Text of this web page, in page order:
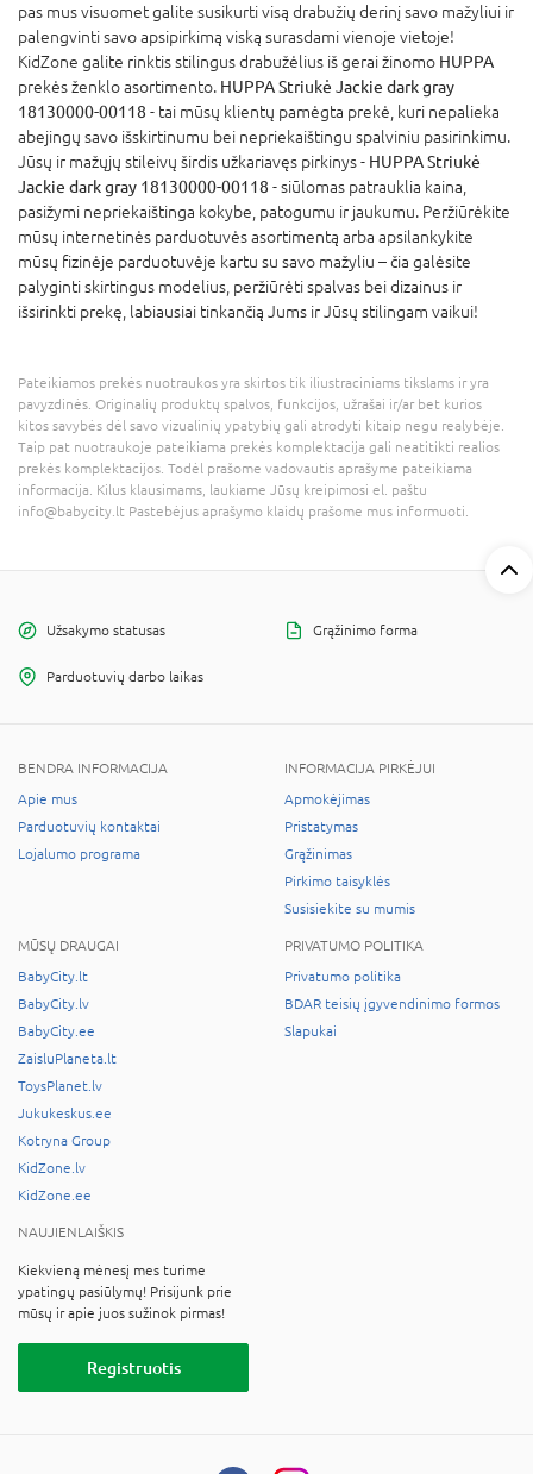
pas mus visuomet galite susikurti visą drabužių derinį savo mažyliui ir
palengvinti savo apsipirkimą viską surasdami vienoje vietoje!
KidZone galite rinktis stilingus drabužėlius iš gerai žinomo HUPPA
prekės ženklo asortimento. HUPPA Striukė Jackie dark gray
18130000-00118 - tai mūsų klientų pamėgta prekė, kuri nepalieka
abejingų savo išskirtinumu bei nepriekaištingu spalviniu pasirinkimu.
Jūsų ir mažųjų stileivų širdis užkariavęs pirkinys - HUPPA Striukė
Jackie dark gray 18130000-00118 - siūlomas patrauklia kaina,
pasižymi nepriekaištinga kokybe, patogumu ir jaukumu. Peržiūrėkite
mūsų internetinės parduotuvės asortimentą arba apsilankykite
mūsų fizinėje parduotuvėje kartu su savo mažyliu – čia galėsite
palyginti skirtingus modelius, peržiūrėti spalvas bei dizainus ir
išsirinkti prekę, labiausiai tinkančią Jums ir Jūsų stilingam vaikui!
Pateikiamos prekės nuotraukos yra skirtos tik iliustraciniams tikslams ir yra
pavyzdinės. Originalių produktų spalvos, funkcijos, užrašai ir/ar bet kurios
kitos savybės dėl savo vizualinių ypatybių gali atrodyti kitaip negu realybėje.
Taip pat nuotraukoje pateikiama prekės komplektacija gali neatitikti realios
prekės komplektacijos. Todėl prašome vadovautis aprašyme pateikiama
informacija. Kilus klausimams, laukiame Jūsų kreipimosi el. paštu
info@babycity.lt Pastebėjus aprašymo klaidų prašome mus informuoti.
Užsakymo statusas Grąžinimo forma
Parduotuvių darbo laikas
BENDRA INFORMACIJA
Apie mus
Parduotuvių kontaktai
Lojalumo programa
INFORMACIJA PIRKĖJUI
Apmokėjimas
Pristatymas
Grąžinimas
Pirkimo taisyklės
Susisiekite su mumis
MŪSŲ DRAUGAI
BabyCity.lt
BabyCity.lv
BabyCity.ee
ZaisluPlaneta.lt
ToysPlanet.lv
Jukukeskus.ee
Kotryna Group
KidZone.lv
KidZone.ee
PRIVATUMO POLITIKA
Privatumo politika
BDAR teisių įgyvendinimo formos
Slapukai
NAUJIENLAIŠKIS
Kiekvieną mėnesį mes turime
ypatingų pasiūlymų! Prisijunk prie
mūsų ir apie juos sužinok pirmas!
Registruotis